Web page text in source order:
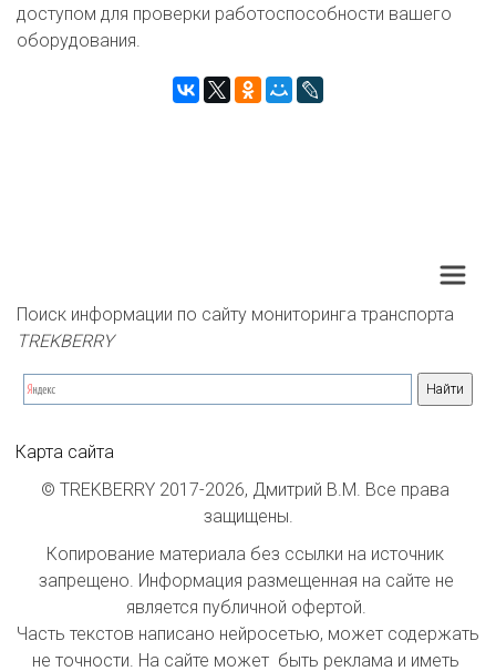
доступом для проверки работоспособности вашего
оборудования.
TREKBERRY
Карта сайта
© TREKBERRY 2017-2026, Дмитрий В.М. Все права
защищены.
Копирование материала без ссылки на источник
запрещено. Информация размещенная на сайте не
является публичной офертой.
Часть текстов написано нейросетью, может содержать
не точности. На сайте может  быть реклама и иметь